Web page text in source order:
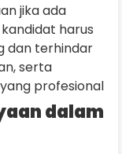
jika ada
harus
dan terhindar
serta
profesional
dalam